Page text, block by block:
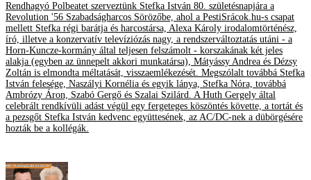
Rendhagyó Polbeatet szerveztünk Stefka István 80. születésnapjára a
Revolution '56 Szabadságharcos Sörözőbe, ahol a PestiSrácok.hu-s csapat
mellett Stefka régi barátja és harcostársa, Alexa Károly irodalomtörténész,
író, illetve a konzervatív televíziózás nagy, a rendszerváltoztatás utáni - a
Horn-Kuncze-kormány által teljesen felszámolt - korszakának két jeles
alakja (egyben az ünnepelt akkori munkatársa), Mátyássy Andrea és Dézsy
Zoltán is elmondta méltatását, visszaemlékezését. Megszólalt továbbá Stefka
István felesége, Naszályi Kornélia és egyik lánya, Stefka Nóra, továbbá
Ambrózy Áron, Szabó Gergő és Szalai Szilárd. A Huth Gergely által
celebrált rendkívüli adást végül egy fergeteges köszöntés követte, a tortát és
a pezsgőt Stefka István kedvenc együttesének, az AC/DC-nek a dübörgésére
hozták be a kollégák.